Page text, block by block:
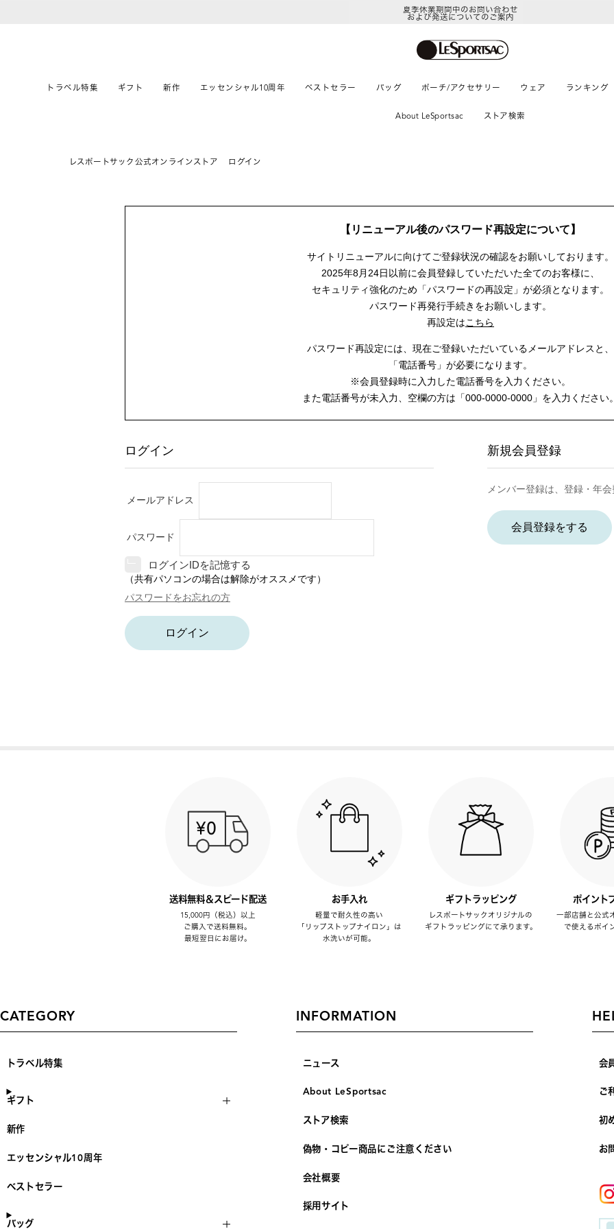
夏季休業期間中のお問い合わせ
および発送についてのご案内
トラベル特集 ギフト 新作 エッセンシャル10周年 ベストセラー バッグ ポーチ/アクセサリー ウェア ランキング
About LeSportsac ストア検索
レスポートサック公式オンラインストア ログイン
【リニューアル後のパスワード再設定について】
サイトリニューアルに向けてご登録状況の確認をお願いしております。
2025年8月24日以前に会員登録していただいた全てのお客様に、
セキュリティ強化のため「パスワードの再設定」が必須となります。
パスワード再発行手続きをお願いします。
再設定はこちら
パスワード再設定には、 現在ご登録いただいているメールアドレスと、
「電話番号」が必要になります。
※会員登録時に入力した電話番号を入力ください。
また電話番号が未入力、空欄の方は 「000-0000-0000」を入力ください。
ログイン
メールアドレス
パスワード
ログインIDを記憶する
（共有パソコンの場合は解除がオススメです）
パスワードをお忘れの方
ログイン
新規会員登録
メンバー登録は、登録・年会
会員登録をする
送料無料＆スピード配送
15,000円（税込）以上
ご購入で送料無料。
最短翌日にお届け。
お手入れ
軽量で耐久性の高い
「リップストップナイロン」は
水洗いが可能。
ギフトラッピング
レスポートサックオリジナルの
ギフトラッピングにて承ります。
ポイント
一部店舗と公式
で使えるポイ
CATEGORY
トラベル特集
ギフト
新作
エッセンシャル10周年
ベストセラー
バッグ
INFORMATION
ニュース
About LeSportsac
ストア検索
偽物・コピー商品にご注意ください
会社概要
採用サイト
会
ご
初
お